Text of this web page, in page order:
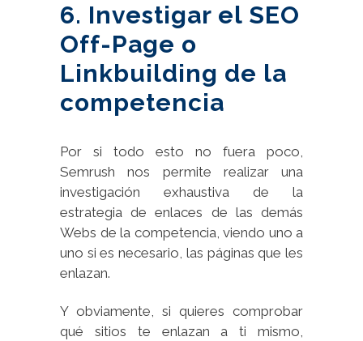
6. Investigar el SEO
Off-Page o
Linkbuilding de la
competencia
Por si todo esto no fuera poco,
Semrush nos permite realizar una
investigación exhaustiva de la
estrategia de enlaces de las demás
Webs de la competencia, viendo uno a
uno si es necesario, las páginas que les
enlazan.
Y obviamente, si quieres comprobar
qué sitios te enlazan a ti mismo,